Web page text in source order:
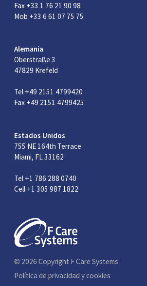
Fax +33 1 76 21 90 98
Mob +33 6 61 07 75 75
Alemania
Oberstraße 3
47829 Krefeld
Tel +49 2151 4799420
Fax +49 2151 4799425
Estados Unidos
755 NE 164th Terrace
Miami, FL 33162
Tel +1 786 288 0740
Cell +1 305 987 1822
© 2026 Copyright F Care Systems
Política de privacidad y cookies